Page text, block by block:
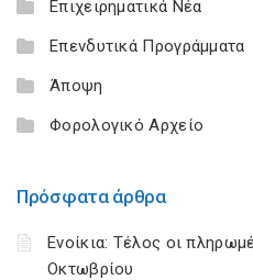
Επιχειρηματικά Νέα
Επενδυτικά Προγράμματα
Άποψη
Φορολογικό Αρχείο
Πρόσφατα άρθρα
Ενοίκια: Τέλος οι
Οκτωβρίου